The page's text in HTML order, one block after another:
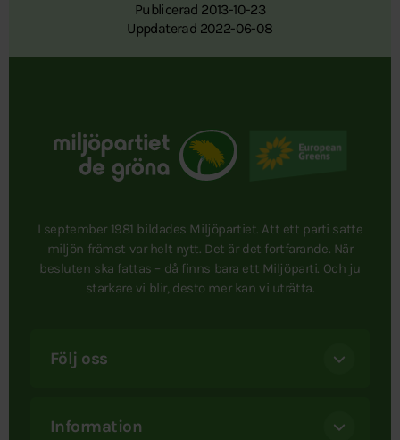
Publicerad 2013-10-23
Uppdaterad 2022-06-08
I september 1981 bildades Miljöpartiet. Att ett parti satte
miljön främst var helt nytt. Det är det fortfarande. När
besluten ska fattas – då finns bara ett Miljöparti. Och ju
starkare vi blir, desto mer kan vi uträtta.
Följ oss
Information